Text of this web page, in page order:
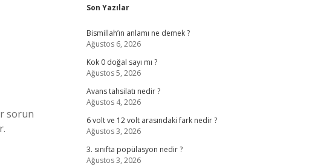
sorun
Sidebar
Son Yazılar
Bismillah’ın anlamı ne demek ?
Ağustos 6, 2026
Kok 0 doğal sayı mı ?
Ağustos 5, 2026
Avans tahsilatı nedir ?
Ağustos 4, 2026
6 volt ve 12 volt arasındaki fark nedir ?
Ağustos 3, 2026
3. sınıfta popülasyon nedir ?
Ağustos 3, 2026